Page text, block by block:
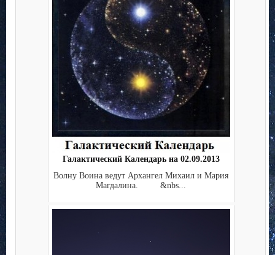
Галактический Календарь на 02.09.2013
Волну Воина ведут Архангел Михаил и Мария
Магдалина. &nbs...